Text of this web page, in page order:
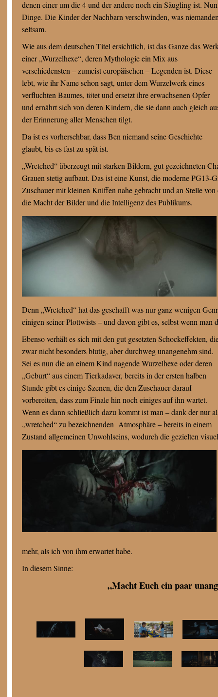
denen einer um die 4 und der andere noch ein Säugling ist.
Dinge. Die Kinder der Nachbarn verschwinden, was
seltsam.
Wie aus dem deutschen Titel ersichtlich, ist das Ganze das
einer „Wurzelhexe“, deren Mythologie ein Mix aus
verschiedensten – zumeist europäischen – Legenden ist. Diese
lebt, wie ihr Name schon sagt, unter dem Wurzelwerk eines
verfluchten Baumes, tötet und ersetzt ihre erwachsenen Opfer
und ernährt sich von deren Kindern, die sie dann auch gleich
der Erinnerung aller Menschen tilgt.
Da ist es vorhersehbar, dass Ben niemand seine Geschichte
glaubt, bis es fast zu spät ist.
„Wretched“ überzeugt mit starken Bildern, gut gezeichneten
Grauen stetig aufbaut. Das ist eine Kunst, die moderne PG13-
Zuschauer mit kleinen Kniffen nahe gebracht und an Stelle
die Macht der Bilder und die Intelligenz des Publikums.
Denn „Wretched“ hat das geschafft was nur ganz wenigen
einigen seiner Plottwists – und davon gibt es, selbst wenn
Ebenso verhält es sich mit den gut gesetzten Schockeffekten,
zwar nicht besonders blutig, aber durchweg unangenehm sind.
Sei es nun die an einem Kind nagende Wurzelhexe oder deren
„Geburt“ aus einem Tierkadaver, bereits in der ersten halben
Stunde gibt es einige Szenen, die den Zuschauer darauf
vorbereiten, dass zum Finale hin noch einiges auf ihn wartet.
Wenn es dann schließlich dazu kommt ist man – dank der nur
„wretched“ zu bezeichnenden Atmosphäre – bereits in einem
Zustand allgemeinen Unwohlseins, wodurch die gezielten
mehr, als ich von ihm erwartet habe.
In diesem Sinne:
„Macht Euch ein paar